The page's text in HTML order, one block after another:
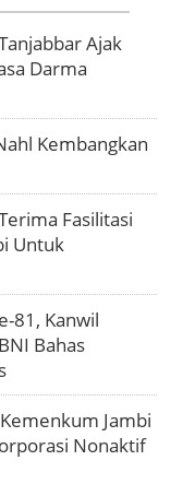
Ajak
Darma
Kembangkan
Fasilitasi
Untuk
81, Kanwil
Bahas
Jambi
Nonaktif